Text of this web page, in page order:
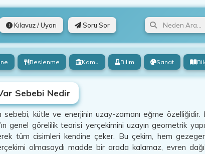
Kılavuz / Uyarı Soru Sor
Beslenme Kamu Bilim Sanat
Sebebi Nedir
kütle ve enerjinin uzay-zamanı eğme özelliğidir.
genel görelilik teorisi yerçekimini uzayın geometrik
tüm cisimleri kendine çeker. Bu çekim, hem
olmasaydı madde bir arada kalamaz, evren